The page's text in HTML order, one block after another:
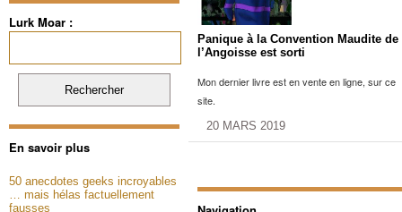
Lurk Moar :
En savoir plus
50 anecdotes geeks incroyables
… mais hélas factuellement
fausses
Panique à la Convention Maudite de
l’Angoisse est sorti
Mon dernier livre est en vente en ligne, sur ce
site.
20 MARS 2019